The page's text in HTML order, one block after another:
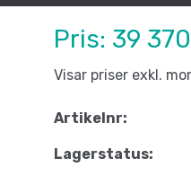
Pris: 39
Visar priser exkl.
Artikelnr:
Lagerstatus: